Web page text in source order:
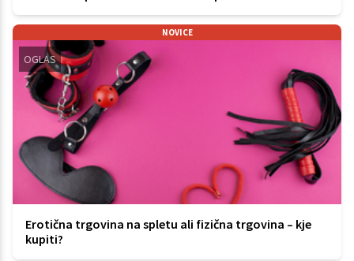
NOVICE
OGLAS
Erotična trgovina na spletu ali fizična trgovina – kje
kupiti?